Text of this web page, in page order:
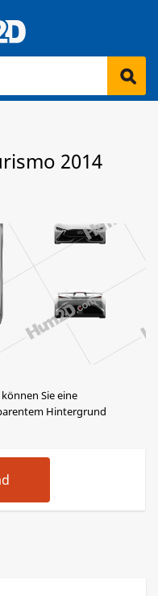
2014
Sie eine
Hintergrund